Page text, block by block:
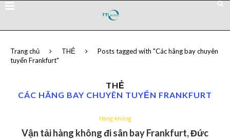
Trang chủ THẺ
Posts tagged with "Các hãng bay chuyên
tuyến Frankfurt"
THẺ
CÁC HÃNG BAY CHUYÊN TUYẾN FRANKFURT
Hàng không
Vận tải hàng không đi sân bay Frankfurt, Đức